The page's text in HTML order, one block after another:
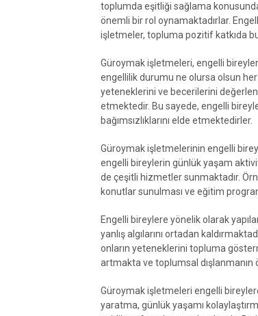
toplumda eşitliği sağlama
önemli bir rol oynamaktadırlar.
işletmeler, topluma pozitif katkıda
Güroymak işletmeleri, engelli
engellilik durumu ne olursa olsun
yeteneklerini ve becerilerini
etmektedir. Bu sayede, engelli
bağımsızlıklarını elde etmektedirler.
Güroymak işletmelerinin engelli
engelli bireylerin günlük yaşam
de çeşitli hizmetler sunmaktadır.
konutlar sunulması ve eğitim
Engelli bireylere yönelik olarak
yanlış algılarını ortadan
onların yeteneklerini topluma
artmakta ve toplumsal dışlanmanın
Güroymak işletmeleri engelli
yaratma, günlük yaşamı